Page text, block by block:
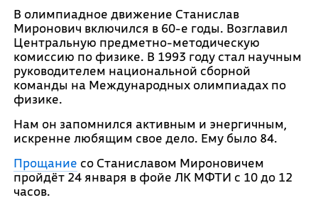
В олимпиадное движение Станислав
Миронович включился в 60-е годы. Возглавил
Центральную предметно-методическую
комиссию по физике. В 1993 году стал научным
руководителем национальной сборной
команды на Международных олимпиадах по
физике.
Нам он запомнился активным и энергичным,
искренне любящим свое дело. Ему было 84.
Прощание со Станиславом Мироновичем
пройдёт 24 января в фойе ЛК МФТИ с 10 до 12
часов.